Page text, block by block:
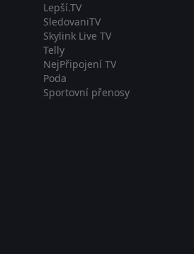
Lepší.TV
SledovaniTV
Skylink Live TV
Telly
NejPřipojení TV
Poda
Sportovní přenosy